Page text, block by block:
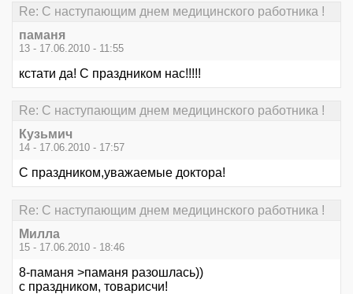
Re: С наступающим днем медицинского работника !
паманя
13 - 17.06.2010 - 11:55
кстати да! С праздником нас!!!!!
Re: С наступающим днем медицинского работника !
Кузьмич
14 - 17.06.2010 - 17:57
С праздником,уважаемые доктора!
Re: С наступающим днем медицинского работника !
Милла
15 - 17.06.2010 - 18:46
8-паманя >паманя разошлась))
с праздником, товарисчи!